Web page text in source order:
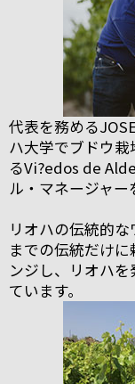
代表を務める
ハ大学でブドウ
るVi?edos de
ル・マネージャー
リオハの伝統的
までの伝統だけ
ンジし、リオハ
ています。